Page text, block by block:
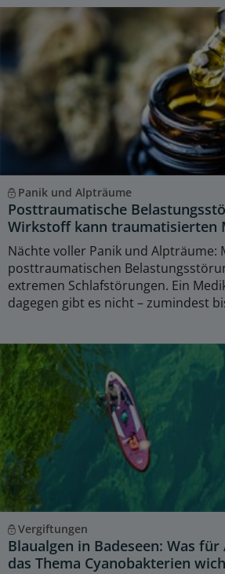
Panik und Alpträume
Posttraumatische
Wirkstoff kann traumatisierten
Nächte voller Panik und Alpträume:
posttraumatischen
extremen Schlafstörungen. Ein
dagegen gibt es nicht – zumindest
Vergiftungen
Blaualgen in Badeseen: Was
das Thema Cyanobakterien